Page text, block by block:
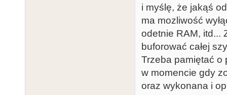
i myślę, że jakąś
ma mozliwość
odetnie RAM, itd...
buforować całej
Trzeba pamiętać o
w momencie gdy
oraz wykonana i